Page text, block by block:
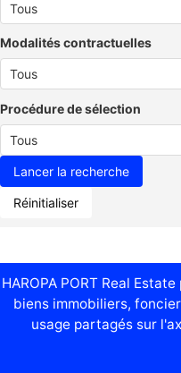
Modalités contractuelles
Procédure de sélection
Réinitialiser
HAROPA PORT Real
biens immobiliers,
usage partagés sur